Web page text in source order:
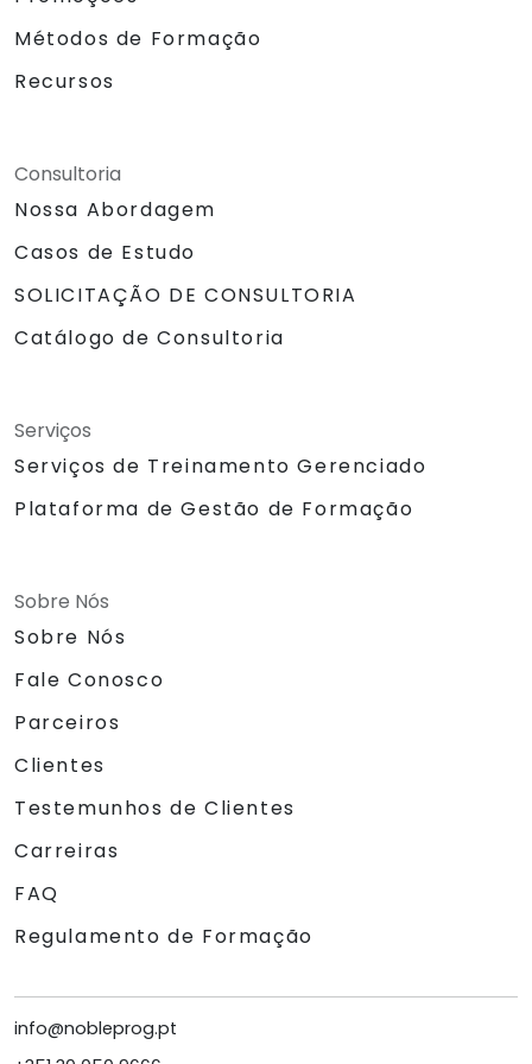
Métodos de Formação
Recursos
Consultoria
Nossa Abordagem
Casos de Estudo
SOLICITAÇÃO DE CONSULTORIA
Catálogo de Consultoria
Serviços
Serviços de Treinamento Gerenciado
Plataforma de Gestão de Formação
Sobre Nós
Sobre Nós
Fale Conosco
Parceiros
Clientes
Testemunhos de Clientes
Carreiras
FAQ
Regulamento de Formação
info@nobleprog.pt